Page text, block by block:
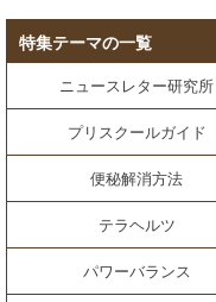
特集テーマの一覧
ニュースレター研究所
プリスクールガイド
便秘解消方法
テラヘルツ
パワーバランス